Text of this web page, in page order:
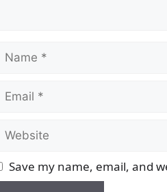
Name
Email
Website
Save my name, email, and